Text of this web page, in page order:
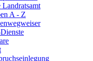
A - Z